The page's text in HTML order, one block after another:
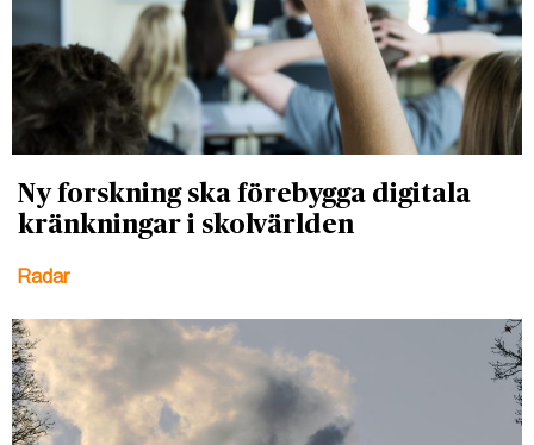
Ny forskning ska förebygga digitala
kränkningar i skolvärlden
Radar